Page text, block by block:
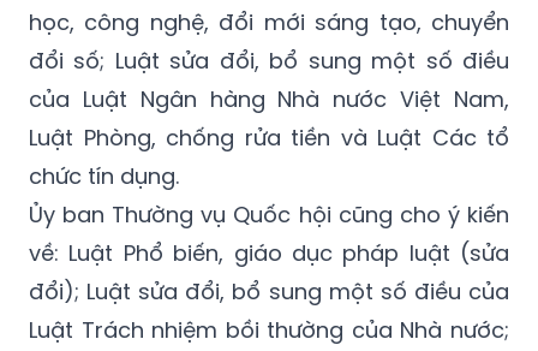
học, công nghệ, đổi mới sáng tạo, chuyển
đổi số; Luật sửa đổi, bổ sung một số điều
của Luật Ngân hàng Nhà nước Việt Nam,
Luật Phòng, chống rửa tiền và Luật Các tổ
chức tín dụng.
Ủy ban Thường vụ Quốc hội cũng cho ý kiến
về: Luật Phổ biến, giáo dục pháp luật (sửa
đổi); Luật sửa đổi, bổ sung một số điều của
Luật Trách nhiệm bồi thường của Nhà nước;